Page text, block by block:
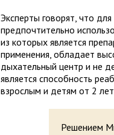
Эксперты говорят, что
предпочтительно
из которых является
применения, обладает
дыхательный центр и не
является способность
взрослым и детям от 2
Решением